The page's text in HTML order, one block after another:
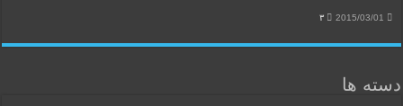
2015/03/01 ۳
دسته ها